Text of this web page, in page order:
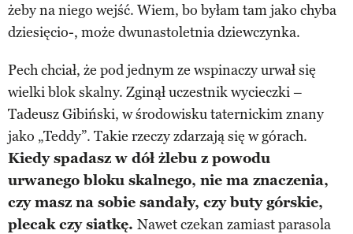
żeby na niego wejść. Wiem, bo byłam tam jako chyba
dziesięcio-, może dwunastoletnia dziewczynka.
Pech chciał, że pod jednym ze wspinaczy urwał się
wielki blok skalny. Zginął uczestnik wycieczki –
Tadeusz Gibiński, w środowisku taternickim znany
jako „Teddy”. Takie rzeczy zdarzają się w górach.
Kiedy spadasz w dół żlebu z powodu
urwanego bloku skalnego, nie ma znaczenia,
czy masz na sobie sandały, czy buty górskie,
plecak czy siatkę. Nawet czekan zamiast parasola